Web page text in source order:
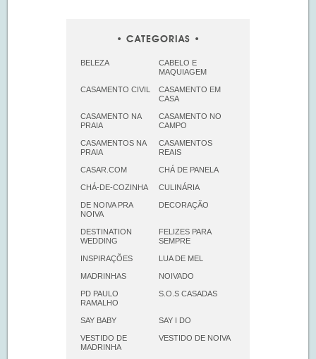
CATEGORIAS
BELEZA
CABELO E
MAQUIAGEM
CASAMENTO CIVIL
CASAMENTO EM
CASA
CASAMENTO NA
PRAIA
CASAMENTO NO
CAMPO
CASAMENTOS NA
PRAIA
CASAMENTOS
REAIS
CASAR.COM CHÁ DE PANELA
CHÁ-DE-COZINHA CULINÁRIA
DE NOIVA PRA
NOIVA
DECORAÇÃO
DESTINATION
WEDDING
FELIZES PARA
SEMPRE
INSPIRAÇÕES LUA DE MEL
MADRINHAS NOIVADO
PD PAULO
RAMALHO
S.O.S CASADAS
SAY BABY SAY I DO
VESTIDO DE
MADRINHA
VESTIDO DE NOIVA